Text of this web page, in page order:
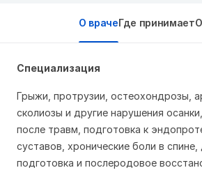
О врачеГде принимает
Специализация
Грыжи, протрузии, остеохондрозы,
сколиозы и другие нарушения
после травм, подготовка к
суставов, хронические боли в
подготовка и послеродовое